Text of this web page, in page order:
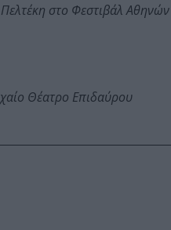
στο Φεστιβάλ
Θέατρο Επιδαύρου